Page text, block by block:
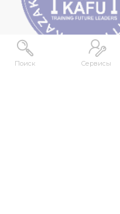
Поиск Сервисы